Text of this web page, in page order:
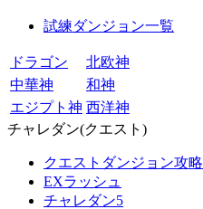
試練ダンジョン一覧
ドラゴン
北欧神
中華神
和神
エジプト神 西洋神
チャレダン(クエスト)
クエストダンジョン攻略
EXラッシュ
チャレダン5